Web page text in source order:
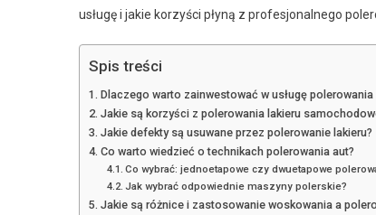
usługę i jakie korzyści płyną z profesjonalnego
Spis treści
Dlaczego warto zainwestować w usługę polerowania
Jakie są korzyści z polerowania lakieru
Jakie defekty są usuwane przez polerowanie lakieru?
Co warto wiedzieć o technikach polerowania aut?
Co wybrać: jednoetapowe czy dwuetapowe
Jak wybrać odpowiednie maszyny polerskie?
Jakie są różnice i zastosowanie woskowania a